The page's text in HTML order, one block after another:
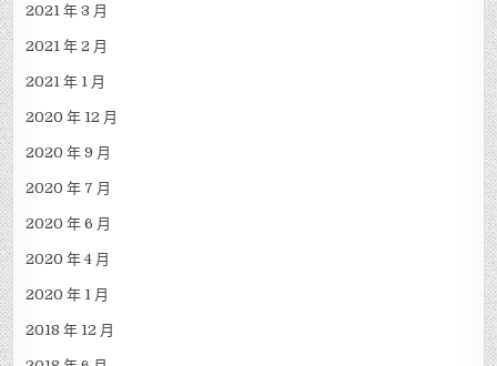
2021 年 3 月
2021 年 2 月
2021 年 1 月
2020 年 12 月
2020 年 9 月
2020 年 7 月
2020 年 6 月
2020 年 4 月
2020 年 1 月
2018 年 12 月